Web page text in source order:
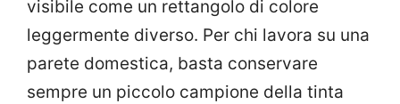
visibile come un rettangolo di colore
leggermente diverso. Per chi lavora su una
parete domestica, basta conservare
sempre un piccolo campione della tinta